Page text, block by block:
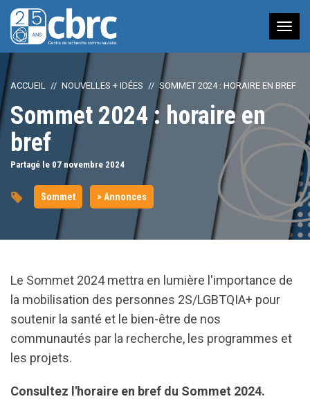
à
ACCUEIL NOUVELLES + IDÉES SOMMET 2024 : HORAIRE EN BREF
Sommet 2024 : horaire en
bref
Partagé le 07 novembre 2024
Sommet > Annonces
Le Sommet 2024 mettra en lumière l'importance de
la mobilisation des personnes 2S/LGBTQIA+ pour
soutenir la santé et le bien-être de nos
communautés par la recherche, les programmes et
les projets.
Consultez l'horaire en bref du Sommet 2024.